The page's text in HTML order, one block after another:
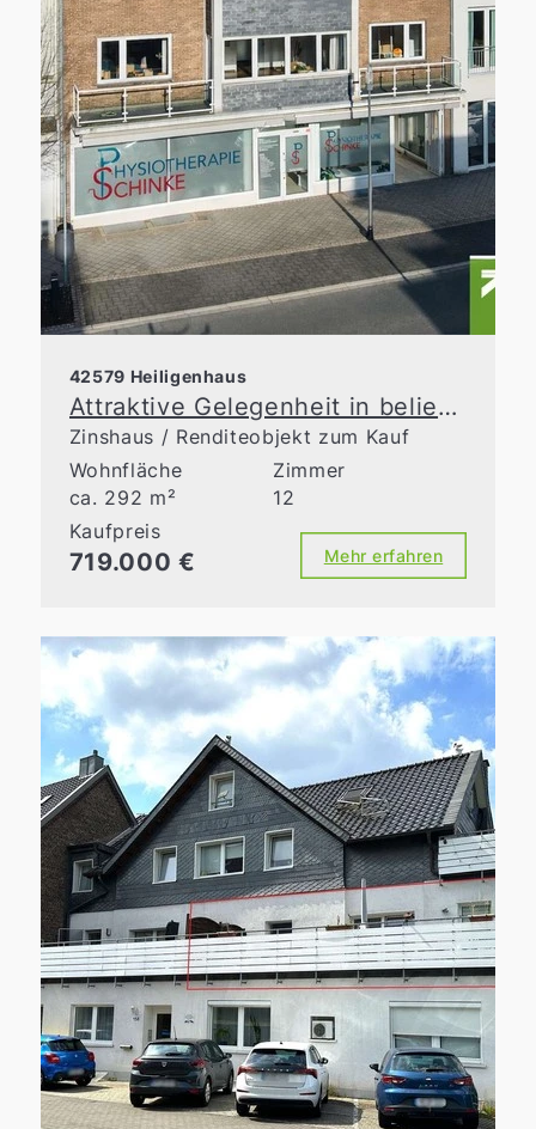
42579 Heiligenhaus
Attraktive Gelegenheit in beliebter Innenstadtlage
Zinshaus / Renditeobjekt zum Kauf
Wohnfläche
ca. 292 m²
Zimmer
12
Kaufpreis
719.000 € Mehr erfahren